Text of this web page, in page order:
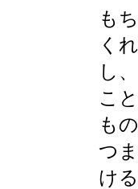
も
く
し
こ
も
つ
け